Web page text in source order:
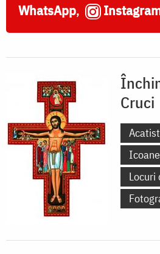
WhatsApp,
Cruci
Acatist
Icoane
Locuri